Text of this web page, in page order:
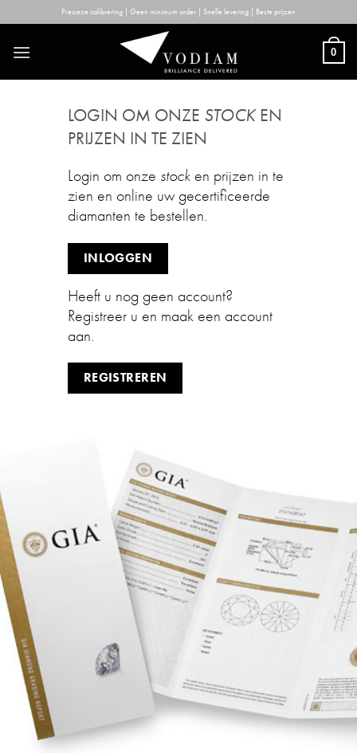
to
content
Precieze calibrering | Geen minimum order | Snelle levering | Beste prijzen
0
LOGIN OM ONZE STOCKEN
PRIJZEN IN TE ZIEN
Login om onze stock en prijzen in te
zien en online uw gecertificeerde
diamanten te bestellen.
INLOGGEN
Heeft u nog geen account?
Registreer u en maak een account
aan.
REGISTREREN